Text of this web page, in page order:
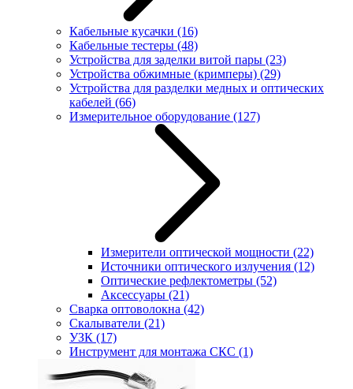
Кабельные кусачки (16)
Кабельные тестеры (48)
Устройства для заделки витой пары (23)
Устройства обжимные (кримперы) (29)
Устройства для разделки медных и оптических
кабелей (66)
Измерительное оборудование (127)
Измерители оптической мощности (22)
Источники оптического излучения (12)
Оптические рефлектометры (52)
Аксессуары (21)
Сварка оптоволокна (42)
Скалыватели (21)
УЗК (17)
Инструмент для монтажа СКС (1)